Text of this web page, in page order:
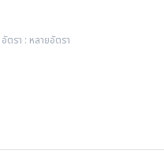
อัตรา : หลายอัตรา